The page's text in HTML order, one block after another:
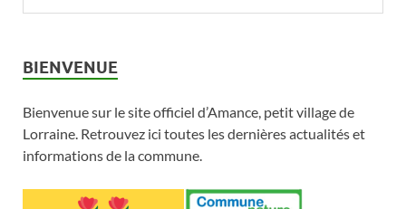
BIENVENUE
Bienvenue sur le site officiel d’Amance, petit village de
Lorraine. Retrouvez ici toutes les dernières actualités et
informations de la commune.